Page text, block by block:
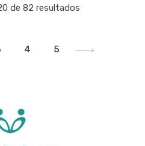
de 82 resultados
4 5